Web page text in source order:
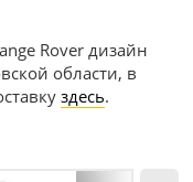
Rover дизайн
области, в
здесь.